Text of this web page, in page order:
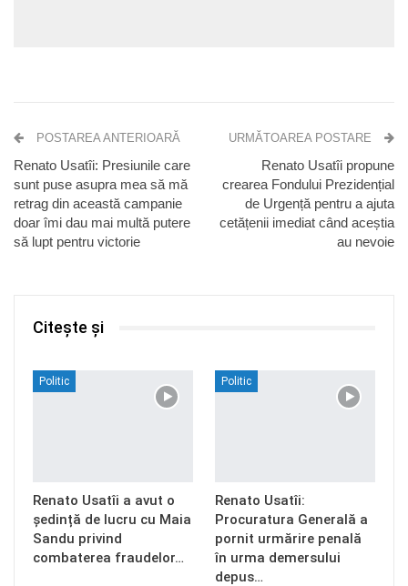
POSTAREA ANTERIOARĂ
Renato Usatîi: Presiunile care
sunt puse asupra mea să mă
retrag din această campanie
doar îmi dau mai multă putere
să lupt pentru victorie
URMĂTOAREA POSTARE
Renato Usatîi propune
crearea Fondului Prezidențial
de Urgență pentru a ajuta
cetățenii imediat când aceștia
au nevoie
Citește și
Politic
Renato Usatîi a avut o
ședință de lucru cu Maia
Sandu privind
combaterea fraudelor…
Politic
Renato Usatîi:
Procuratura Generală a
pornit urmărire penală
în urma demersului
depus…